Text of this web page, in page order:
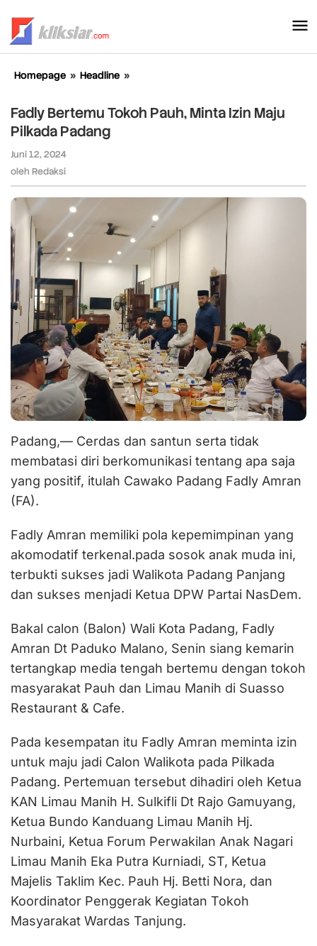
konten
Homepage » Headline »
Tokoh
Pauh,
Padang
Fadly Bertemu Tokoh Pauh, Minta Izin Maju
Pilkada Padang
Juni 12, 2024
oleh Redaksi
Padang,— Cerdas dan santun serta tidak
membatasi diri berkomunikasi tentang apa saja
yang positif, itulah Cawako Padang Fadly Amran
(FA).
Fadly Amran memiliki pola kepemimpinan yang
akomodatif terkenal.pada sosok anak muda ini,
terbukti sukses jadi Walikota Padang Panjang
dan sukses menjadi Ketua DPW Partai NasDem.
Bakal calon (Balon) Wali Kota Padang, Fadly
Amran Dt Paduko Malano, Senin siang kemarin
tertangkap media tengah bertemu dengan tokoh
masyarakat Pauh dan Limau Manih di Suasso
Restaurant & Cafe.
Pada kesempatan itu Fadly Amran meminta izin
untuk maju jadi Calon Walikota pada Pilkada
Padang. Pertemuan tersebut dihadiri oleh Ketua
KAN Limau Manih H. Sulkifli Dt Rajo Gamuyang,
Ketua Bundo Kanduang Limau Manih Hj.
Nurbaini, Ketua Forum Perwakilan Anak Nagari
Limau Manih Eka Putra Kurniadi, ST, Ketua
Majelis Taklim Kec. Pauh Hj. Betti Nora, dan
Koordinator Penggerak Kegiatan Tokoh
Masyarakat Wardas Tanjung.